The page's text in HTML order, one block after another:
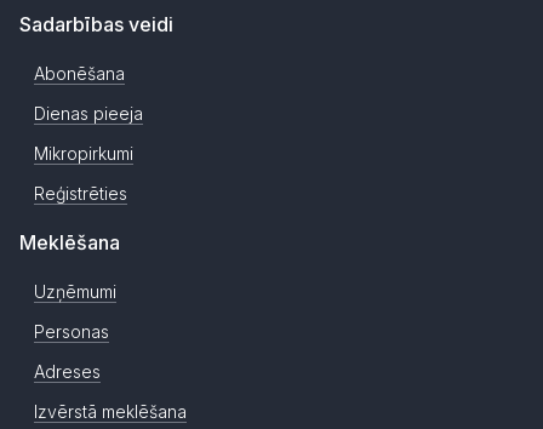
Sadarbības veidi
Abonēšana
Dienas pieeja
Mikropirkumi
Reģistrēties
Meklēšana
Uzņēmumi
Personas
Adreses
Izvērstā meklēšana